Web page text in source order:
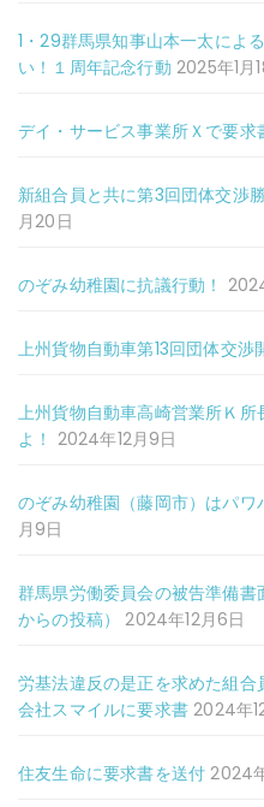
1・29群馬県知事山本一太によ
い！１周年記念行動 2025年1月
デイ・サービス事業所Ｘで要求
新組合員と共に第3回団体交渉
月20日
のぞみ幼稚園に抗議行動！
上州貨物自動車第13回団体交渉
上州貨物自動車高崎営業所Ｋ
よ！ 2024年12月9日
のぞみ幼稚園（藤岡市）はパワ
月9日
群馬県労働委員会の被告準備
からの投稿）
2024年12月6日
労基法違反の是正を求めた組
会社スマイルに要求書 2024年
住友生命に要求書を送付 2024